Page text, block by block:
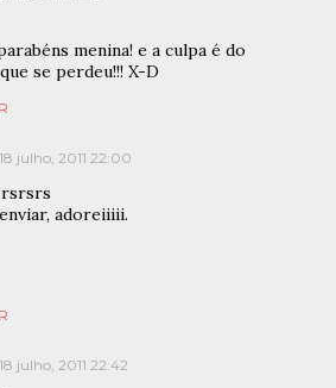
menina! e a culpa é do
se perdeu!!! X-D
18 julho, 2011 22:00
rsrsrs
adoreiiiii.
18 julho, 2011 22:42